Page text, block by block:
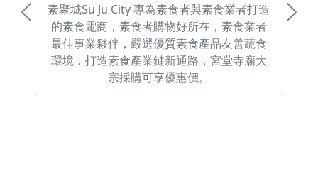
素聚城Su Ju City 專為素食者與素食業者打造
的素食電商，素食者購物好所在，素食業者
最佳事業夥伴，嚴選優質素食產品友善蔬食
環境，打造素食產業鏈新通路，宮堂寺廟大
宗採購可享優惠價。
Previous Next